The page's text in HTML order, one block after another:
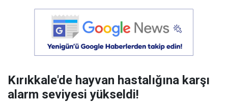
Kırıkkale'de hayvan hastalığına karşı
alarm seviyesi yükseldi!